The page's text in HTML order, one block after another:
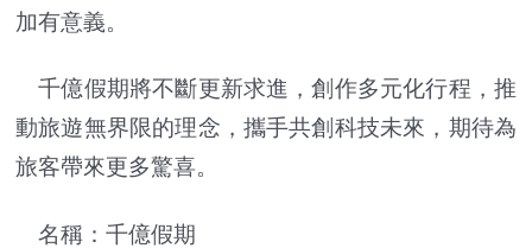
加有意義。
千億假期將不斷更新求進，創作多元化行程，推
動旅遊無界限的理念，攜手共創科技未來，期待為
旅客帶來更多驚喜。
名稱：千億假期